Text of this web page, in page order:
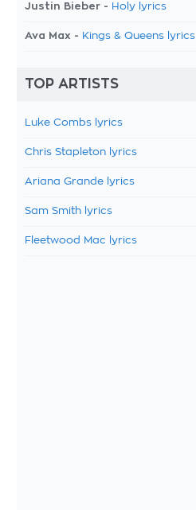
Justin Bieber - Holy lyrics
Ava Max - Kings & Queens lyrics
TOP ARTISTS
Luke Combs lyrics
Chris Stapleton lyrics
Ariana Grande lyrics
Sam Smith lyrics
Fleetwood Mac lyrics